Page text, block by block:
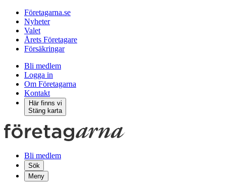
Företagarna.se
Nyheter
Valet
Årets Företagare
Försäkringar
Bli medlem
Logga in
Om Företagarna
Kontakt
Här finns vi
Stäng karta
Bli medlem
Sök
Meny